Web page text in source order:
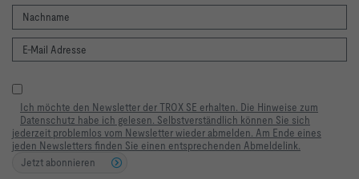
Ich möchte den Newsletter der TROX SE erhalten. Die Hinweise zum
Datenschutz habe ich gelesen. Selbstverständlich können Sie sich
jederzeit problemlos vom Newsletter wieder abmelden. Am Ende eines
jeden Newsletters finden Sie einen entsprechenden Abmeldelink.
Jetzt abonnieren